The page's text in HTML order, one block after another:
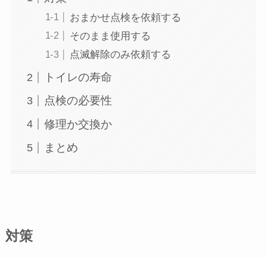
おまかせ点検を依頼する
そのまま使用する
点滅解除のみ依頼する
トイレの寿命
点検の必要性
修理か交換か
まとめ
対策